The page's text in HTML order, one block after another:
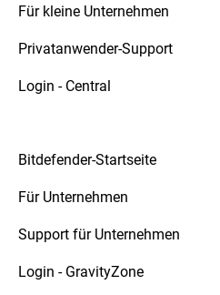
Für kleine Unternehmen
Privatanwender-Support
Login - Central
Bitdefender-Startseite
Für Unternehmen
Support für Unternehmen
Login - GravityZone